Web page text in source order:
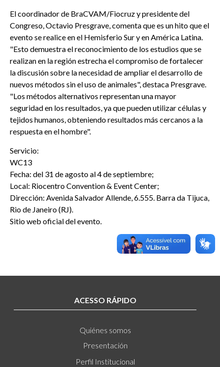
El coordinador de BraCVAM/Fiocruz y presidente del
Congreso, Octavio Presgrave, comenta que es un hito que el
evento se realice en el Hemisferio Sur y en América Latina.
"Esto demuestra el reconocimiento de los estudios que se
realizan en la región estrecha el compromiso de fortalecer
la discusión sobre la necesidad de ampliar el desarrollo de
nuevos métodos sin el uso de animales", destaca Presgrave.
"Los métodos alternativos representan una mayor
seguridad en los resultados, ya que pueden utilizar células y
tejidos humanos, obteniendo resultados más cercanos a la
respuesta en el hombre".
Servicio:
WC13
Fecha: del 31 de agosto al 4 de septiembre;
Local: Riocentro Convention & Event Center;
Dirección: Avenida Salvador Allende, 6.555. Barra da Tijuca,
Rio de Janeiro (RJ).
Sitio web oficial del evento.
ACESSO RÁPIDO
Quiénes somos
Presentación
Perfil Institucional